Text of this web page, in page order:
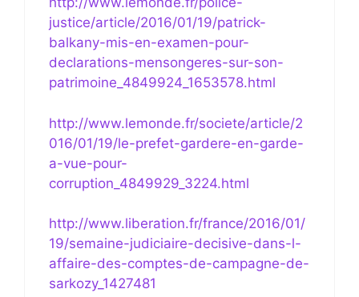
justice/article/2016/01/19/patrick-
balkany-mis-en-examen-pour-
declarations-mensongeres-sur-son-
patrimoine_4849924_1653578.html
http://www.lemonde.fr/societe/article/2
016/01/19/le-prefet-gardere-en-garde-
a-vue-pour-
corruption_4849929_3224.html
http://www.liberation.fr/france/2016/01/
19/semaine-judiciaire-decisive-dans-l-
affaire-des-comptes-de-campagne-de-
sarkozy_1427481